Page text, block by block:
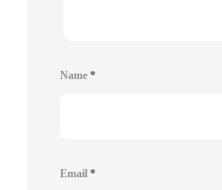
Name *
Email *